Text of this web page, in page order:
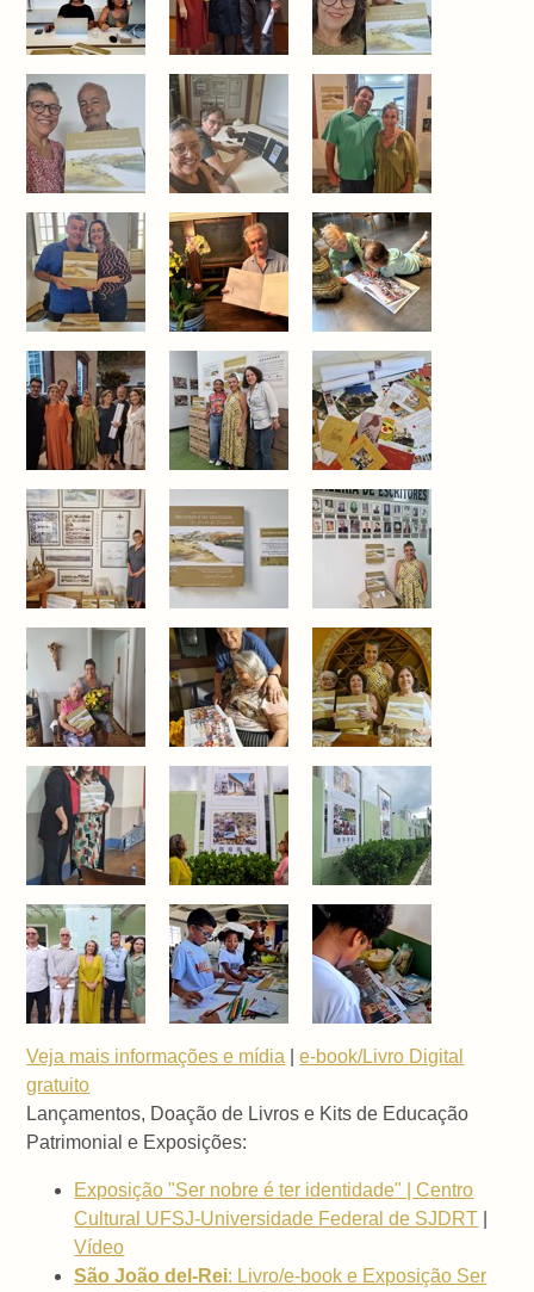
Veja mais informações e mídia |e-book/Livro Digital
gratuito
Lançamentos, Doação de Livros e Kits de Educação
Patrimonial e Exposições:
Exposição "Ser nobre é ter identidade" | Centro
Cultural UFSJ-Universidade Federal de SJDRT
Vídeo
São João del-Rei: Livro/e-book e Exposição Ser